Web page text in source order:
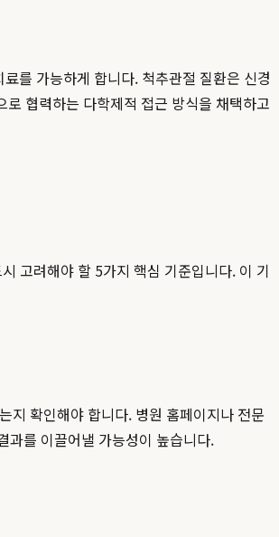
를 가능하게 합니다. 척추관절 질환은 신경
협력하는 다학제적 접근 방식을 채택하고
고려해야 할 5가지 핵심 기준입니다. 이 기
지 확인해야 합니다. 병원 홈페이지나 전문
과를 이끌어낼 가능성이 높습니다.